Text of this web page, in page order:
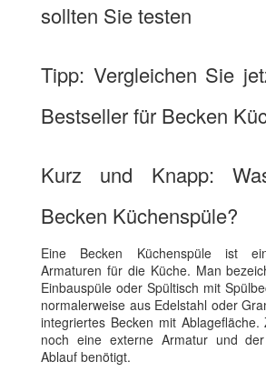
sollten Sie testen
Tipp: Vergleichen Sie
Bestseller für Becken
Kurz und Knapp:
Becken Küchenspüle?
Eine Becken Küchenspüle ist
Armaturen für die Küche. Man
Einbauspüle oder Spültisch mit
normalerweise aus Edelstahl oder
integriertes Becken mit Ablagefläche.
noch eine externe Armatur und
Ablauf benötigt.